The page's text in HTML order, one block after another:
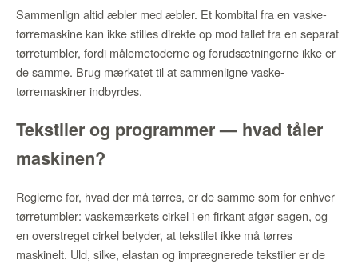
Sammenlign altid æbler med æbler. Et kombital fra en vaske-
tørremaskine kan ikke stilles direkte op mod tallet fra en separat
tørretumbler, fordi målemetoderne og forudsætningerne ikke er
de samme. Brug mærkatet til at sammenligne vaske-
tørremaskiner indbyrdes.
Tekstiler og programmer — hvad tåler
maskinen?
Reglerne for, hvad der må tørres, er de samme som for enhver
tørretumbler: vaskemærkets cirkel i en firkant afgør sagen, og
en overstreget cirkel betyder, at tekstilet ikke må tørres
maskinelt. Uld, silke, elastan og imprægnerede tekstiler er de